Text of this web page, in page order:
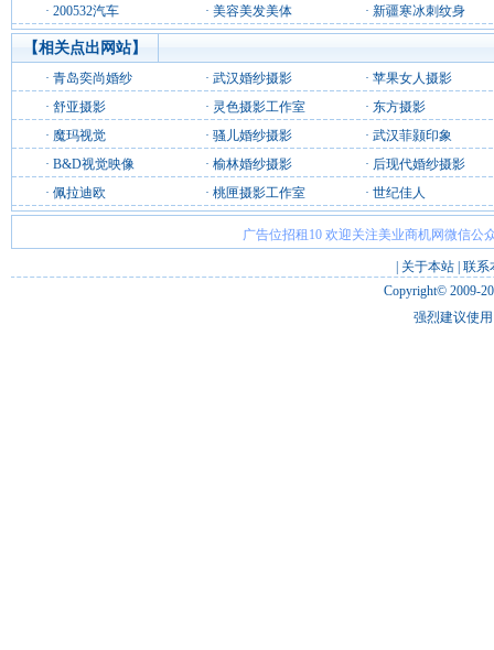
· 200532汽车 · 美容美发美体 · 新疆寒冰刺纹身
【相关点出网站】
· 青岛奕尚婚纱 · 武汉婚纱摄影 · 苹果女人摄影
· 舒亚摄影 · 灵色摄影工作室 · 东方摄影
· 魔玛视觉 · 骚儿婚纱摄影 · 武汉菲颢印象
· B&D视觉映像 · 榆林婚纱摄影 · 后现代婚纱摄影
· 佩拉迪欧 · 桃匣摄影工作室 · 世纪佳人
广告位招租10 欢迎关注美业商机网微信公
关于本站 联系
Copyright© 2009-
强烈建议使